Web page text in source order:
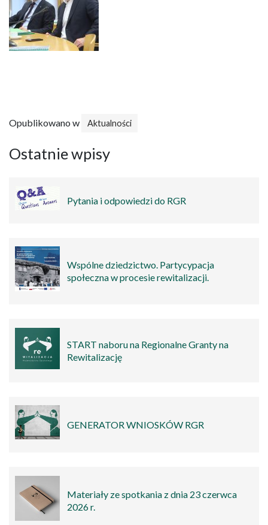
Opublikowano w Aktualności
Ostatnie wpisy
Pytania i odpowiedzi do RGR
Wspólne dziedzictwo. Partycypacja
społeczna w procesie rewitalizacji.
START naboru na Regionalne Granty na
Rewitalizację
GENERATOR WNIOSKÓW RGR
Materiały ze spotkania z dnia 23 czerwca
2026 r.